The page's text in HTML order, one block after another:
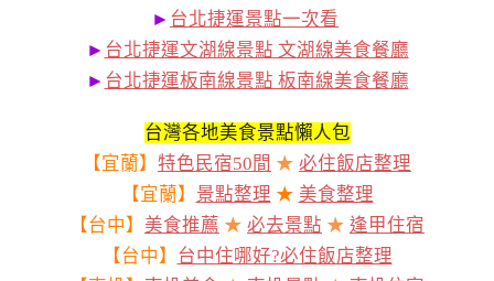
► 台北捷運景點一次看
► 台北捷運文湖線景點 文湖線美食餐廳
► 台北捷運板南線景點 板南線美食餐廳
台灣各地美食景點懶人包
【宜蘭】 特色民宿50間 ★ 必住飯店整理
【宜蘭】 景點整理 ★ 美食整理
【台中】 美食推薦 ★ 必去景點 ★ 逢甲住宿
【台中】 台中住哪好?必住飯店整理